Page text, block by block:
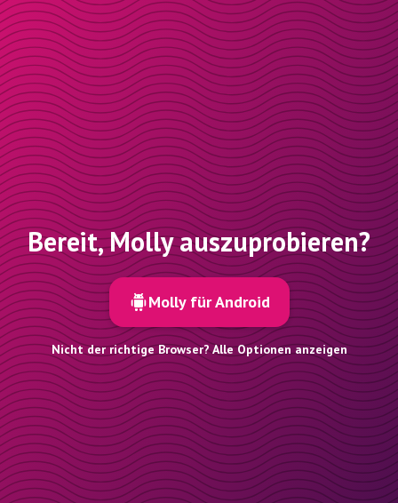
Bereit, Molly auszuprobieren?
Molly für Android
Nicht der richtige Browser? Alle Optionen anzeigen